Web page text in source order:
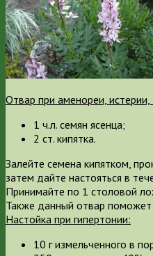
Отвар при аменореи, истерии,
1 ч.л. семян ясенца;
2 ст. кипятка.
Залейте семена кипятком,
затем дайте настояться в
Принимайте по 1 столовой
Также данный отвар
Настойка при гипертонии:
10 г измельченного в